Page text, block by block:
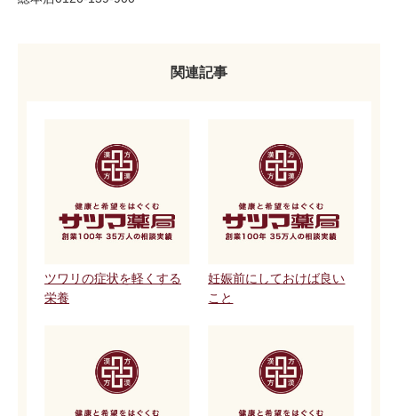
関連記事
ツワリの症状を軽くする
栄養
妊娠前にしておけば良い
こと